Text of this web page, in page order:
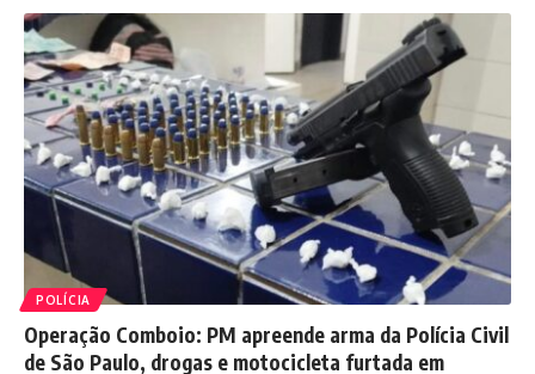
POLÍCIA
Operação Comboio: PM apreende arma da Polícia Civil
de São Paulo, drogas e motocicleta furtada em